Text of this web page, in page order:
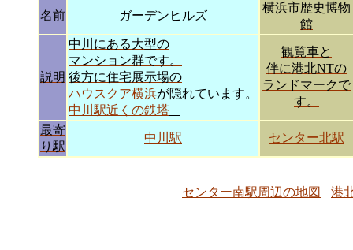
名前 ガーデンヒルズ
横浜市歴史博物
館
説明
中川にある大型の
マンション群です。
後方に住宅展示場の
ハウスクア横浜が隠れています。
中川駅近くの鉄塔
観覧車と
伴に港北NTの
ランドマークで
す。
最寄
り駅
中川駅 センター北駅
センター南駅周辺の地図 港